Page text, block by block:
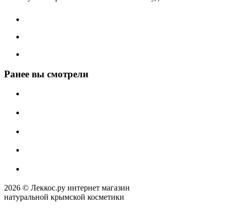
Ранее вы смотрели
2026 © Леккос.ру интернет магазин
натуральной крымской косметики